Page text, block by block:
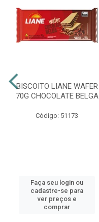
BISCOITO LIANE WAFER
70G CHOCOLATE BELGA
Código: 51173
Faça seu login ou
cadastre-se para
ver preços e
comprar